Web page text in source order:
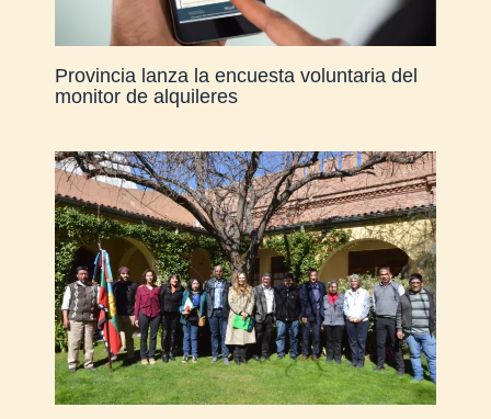
Provincia lanza la encuesta voluntaria del
monitor de alquileres